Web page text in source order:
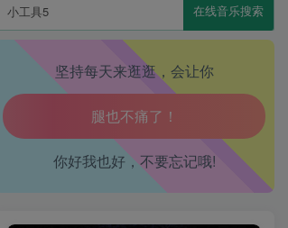
小工具5 在线音乐搜索
坚持每天来逛逛，会让你
生活也美好了！
心情也舒畅了！
你好我也好，不要忘记哦!